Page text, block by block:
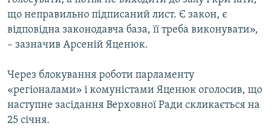
що неправильно підписаний лист. Є закон, є
відповідна законодавча база, її треба виконувати»,
– зазначив Арсеній Яценюк.
Через блокування роботи парламенту
«регіоналами» і комуністами Яценюк оголосив, що
наступне засідання Верховної Ради скликається на
25 січня.